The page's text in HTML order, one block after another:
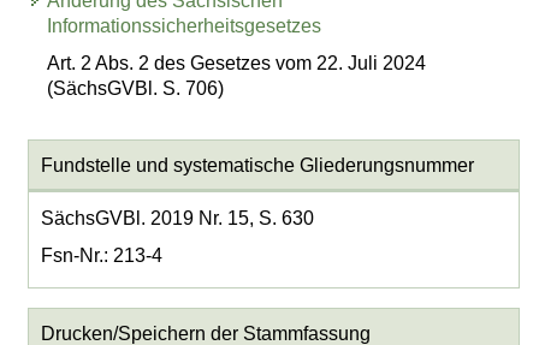
Informationssicherheitsgesetzes
Art. 2 Abs. 2 des Gesetzes vom 22. Juli 2024
(SächsGVBl. S. 706)
Fundstelle und systematische Gliederungsnummer
SächsGVBl. 2019 Nr. 15, S. 630
Fsn-Nr.: 213-4
Drucken/Speichern der Stammfassung